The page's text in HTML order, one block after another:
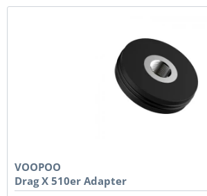
VOOPOO
Drag X 510er Adapter